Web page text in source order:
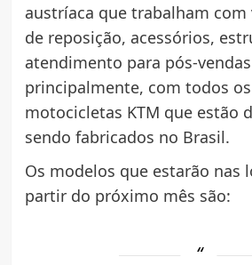
austríaca que trabalham com
de reposição, acessórios,
atendimento para pós-
principalmente, com todos
motocicletas KTM que estão
sendo fabricados no Brasil.
Os modelos que estarão nas
partir do próximo mês são: